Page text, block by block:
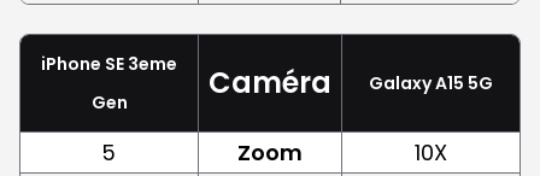
iPhone SE 3eme
Gen
Caméra Galaxy A15 5G
5 Zoom
10X